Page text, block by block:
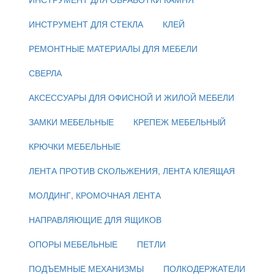
ИНСТРУМЕНТ ДЛЯ СТЕКЛА
КЛЕЙ
РЕМОНТНЫЕ МАТЕРИАЛЫ ДЛЯ МЕБЕЛИ
СВЕРЛА
АКСЕССУАРЫ ДЛЯ ОФИСНОЙ И ЖИЛОЙ МЕБЕЛИ
ЗАМКИ МЕБЕЛЬНЫЕ
КРЕПЕЖ МЕБЕЛЬНЫЙ
КРЮЧКИ МЕБЕЛЬНЫЕ
ЛЕНТА ПРОТИВ СКОЛЬЖЕНИЯ, ЛЕНТА КЛЕЯЩАЯ
МОЛДИНГ, КРОМОЧНАЯ ЛЕНТА
НАПРАВЛЯЮЩИЕ ДЛЯ ЯЩИКОВ
ОПОРЫ МЕБЕЛЬНЫЕ
ПЕТЛИ
ПОДЪЕМНЫЕ МЕХАНИЗМЫ
ПОЛКОДЕРЖАТЕЛИ